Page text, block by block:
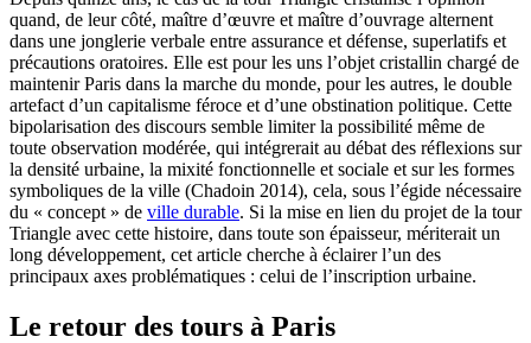
quand, de leur côté, maître d’œuvre et maître d’ouvrage alternent
dans une jonglerie verbale entre assurance et défense, superlatifs et
précautions oratoires. Elle est pour les uns l’objet cristallin chargé de
maintenir Paris dans la marche du monde, pour les autres, le double
artefact d’un capitalisme féroce et d’une obstination politique. Cette
bipolarisation des discours semble limiter la possibilité même de
toute observation modérée, qui intégrerait au débat des réflexions sur
la densité urbaine, la mixité fonctionnelle et sociale et sur les formes
symboliques de la ville (Chadoin 2014), cela, sous l’égide nécessaire
du « concept » de ville durable. Si la mise en lien du projet de la tour
Triangle avec cette histoire, dans toute son épaisseur, mériterait un
long développement, cet article cherche à éclairer l’un des
principaux axes problématiques : celui de l’inscription urbaine.
Le retour des tours à Paris